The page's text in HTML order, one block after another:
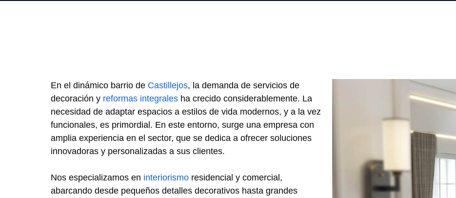
En el dinámico barrio de Castillejos, la demanda de servicios de
decoración y reformas integrales ha crecido considerablemente. La
necesidad de adaptar espacios a estilos de vida modernos, y a la vez
funcionales, es primordial. En este entorno, surge una empresa con
amplia experiencia en el sector, que se dedica a ofrecer soluciones
innovadoras y personalizadas a sus clientes.
Nos especializamos en interiorismo residencial y comercial,
abarcando desde pequeños detalles decorativos hasta grandes